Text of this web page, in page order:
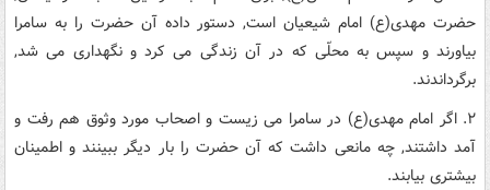
حضرت مهدی(ع) امام شیعیان است, دستور داده آن حضرت را به سامرا
بیاورند و سپس به محلّی که در آن زندگی می کرد و نگهداری می شد,
برگرداندند.
۲. اگر امام مهدی(ع) در سامرا می زیست و اصحاب مورد وثوق هم رفت و
آمد داشتند, چه مانعی داشت که آن حضرت را بار دیگر ببینند و اطمینان
بیشتری بیابند.